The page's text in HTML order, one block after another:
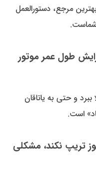
مرجع، دستورالعمل
شماست.
طول عمر موتور
و حتی به یاتاقان
است.
تریپ نکند، مشکلی